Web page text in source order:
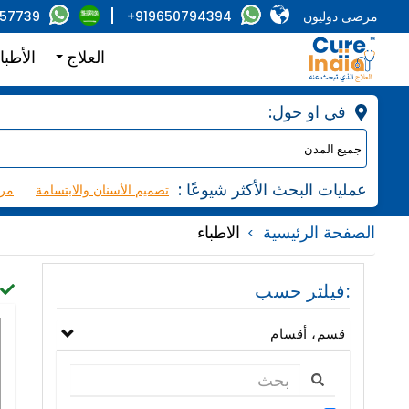
مرضى دوليون +919650794394
العلاج
: عمليات البحث الأكثر شيوعًا تصميم الأسنان والابتسامة
الصفحة الرئيسية الاطباء
فيلتر حسب:
قسم، أقسام